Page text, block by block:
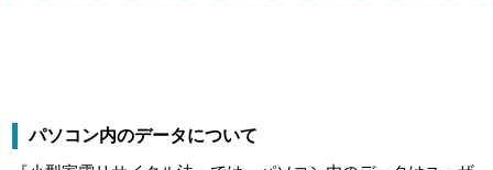
パソコン内のデータについて